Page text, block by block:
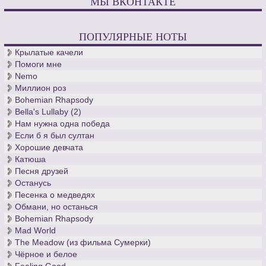
ПОПУЛЯРНЫЕ НОТЫ
Крылатые качели
Помоги мне
Nemo
Миллион роз
Bohemian Rhapsody
Bella's Lullaby (2)
Нам нужна одна победа
Если б я был султан
Хорошие девчата
Катюша
Песня друзей
Останусь
Песенка о медведях
Обмани, но останься
Bohemian Rhapsody
Mad World
The Meadow (из фильма Сумерки)
Чёрное и белое